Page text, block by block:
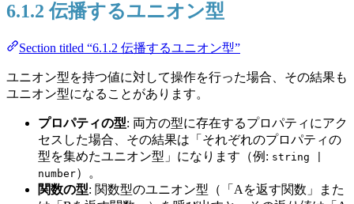
6.1.2 伝播するユニオン型
Section titled “6.1.2 伝播するユニオン型”
ユニオン型を持つ値に対して操作を行った場合、その結果も
ユニオン型になることがあります。
プロパティの型: 両方の型に存在するプロパティにアク
セスした場合、その結果は「それぞれのプロパティの
型を集めたユニオン型」になります（例: string |
number）。
関数の型: 関数型のユニオン型（「Aを返す関数」また